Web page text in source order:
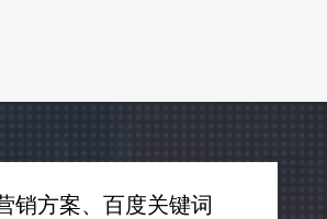
销方案、百度关键词